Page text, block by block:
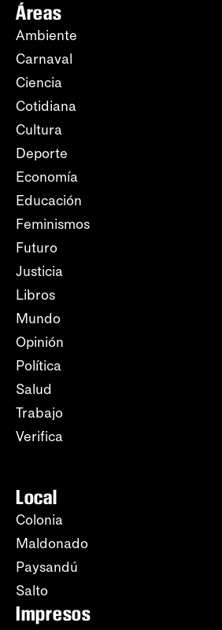
Áreas
Ambiente
Carnaval
Ciencia
Cotidiana
Cultura
Deporte
Economía
Educación
Feminismos
Futuro
Justicia
Libros
Mundo
Opinión
Política
Salud
Trabajo
Verifica
Local
Colonia
Maldonado
Paysandú
Salto
Impresos